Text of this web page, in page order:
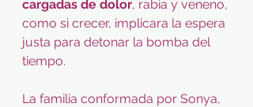
cargadas de dolor, rabia y veneno,
como si crecer, implicara la espera
justa para detonar la bomba del
tiempo.
La familia conformada por Sonya,